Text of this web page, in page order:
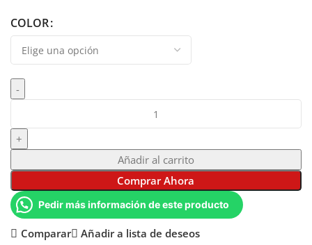
COLOR
Añadir al carrito
Comprar Ahora
Pedir más información de este producto
Comparar
Añadir a lista de deseos